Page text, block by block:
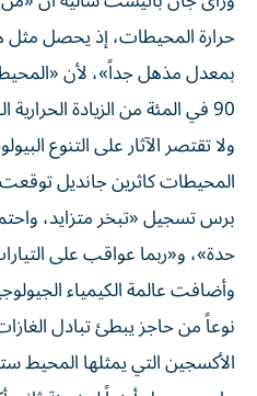
حرارة المحيطات، إذ يحصل مثل
بمعدل مذهل جداً»، لأن
90 في المئة من الزيادة الحرارية الناجمة عن الأنشطة البشرية».
ولا تقتصر الآثار على التنوع
المحيطات كاثرين جانديل
برس تسجيل «تبخر متزايد،
حدة»، و«ربما عواقب على
وأضافت عالمة الكيمياء
نوعاً من حاجز يبطئ تبادل
الأكسجين التي يمثلها